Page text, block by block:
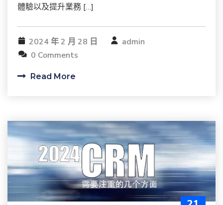
體驗以及提升業務 […]
2024 年 2 月 28 日
admin
0 Comments
Read More